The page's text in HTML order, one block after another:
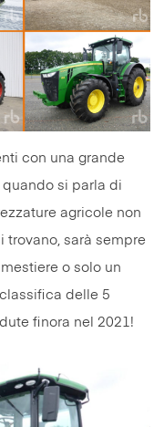
con una grande
quando si parla di
agricole non
sarà sempre
o solo un
delle 5
finora nel 2021!